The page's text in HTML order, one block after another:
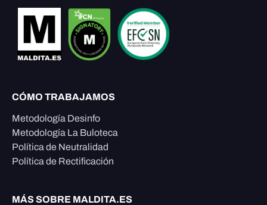
CÓMO TRABAJAMOS
Metodología Desinfo
Metodología La Buloteca
Política de Neutralidad
Política de Rectificación
MÁS SOBRE MALDITA.ES